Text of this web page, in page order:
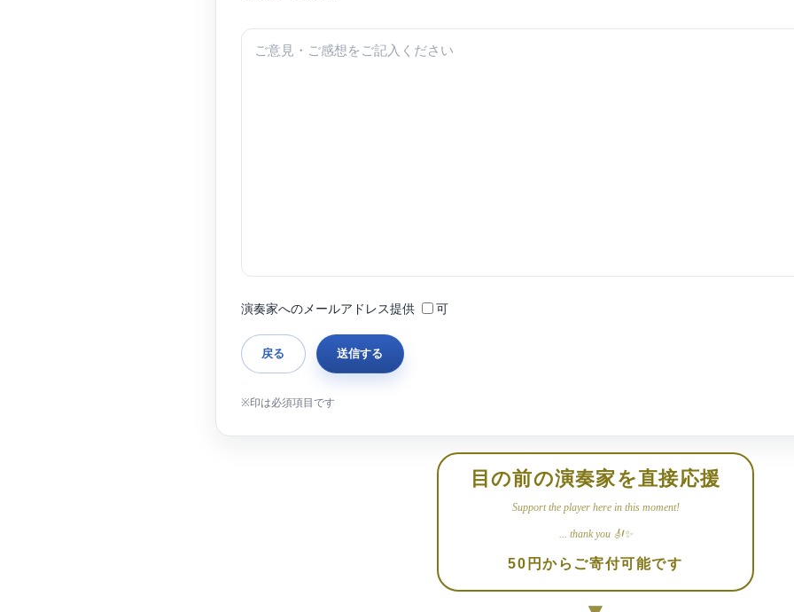
演奏家へのメールアドレス提供 可
目の前の演奏家を直接応援
Support the player here in this moment!
... thank you 🎻✨
50円からご寄付可能です